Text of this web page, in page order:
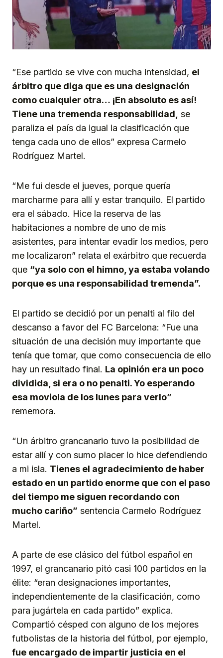
“Ese partido se vive con mucha intensidad, el
árbitro que diga que es una designación
como cualquier otra… ¡En absoluto es así!
Tiene una tremenda responsabilidad, se
paraliza el país da igual la clasificación que
tenga cada uno de ellos” expresa Carmelo
Rodríguez Martel.
“Me fui desde el jueves, porque quería
marcharme para allí y estar tranquilo. El partido
era el sábado. Hice la reserva de las
habitaciones a nombre de uno de mis
asistentes, para intentar evadir los medios, pero
me localizaron” relata el exárbitro que recuerda
que “ya solo con el himno, ya estaba volando
porque es una responsabilidad tremenda”.
El partido se decidió por un penalti al filo del
descanso a favor del FC Barcelona: “Fue una
situación de una decisión muy importante que
tenía que tomar, que como consecuencia de ello
hay un resultado final. La opinión era un poco
dividida, si era o no penalti. Yo esperando
esa moviola de los lunes para verlo”
rememora.
“Un árbitro grancanario tuvo la posibilidad de
estar allí y con sumo placer lo hice defendiendo
a mi isla. Tienes el agradecimiento de haber
estado en un partido enorme que con el paso
del tiempo me siguen recordando con
mucho cariño” sentencia Carmelo Rodríguez
Martel.
A parte de ese clásico del fútbol español en
1997, el grancanario pitó casi 100 partidos en la
élite: “eran designaciones importantes,
independientemente de la clasificación, como
para jugártela en cada partido” explica.
Compartió césped con alguno de los mejores
futbolistas de la historia del fútbol, por ejemplo,
fue encargado de impartir justicia en el